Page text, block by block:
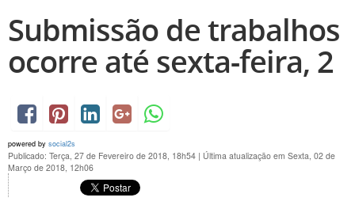
Submissão de trabalhos
ocorre até sexta-feira, 2
powered by social2s
Publicado: Terça, 27 de Fevereiro de 2018, 18h54 | Última atualização em Sexta, 02 de
Março de 2018, 12h06